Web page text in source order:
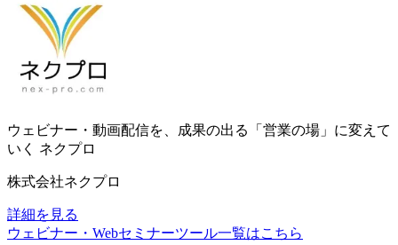
ウェビナー・動画配信を、成果の出る「営業の場」に変えて
いく
ネクプロ
株式会社ネクプロ
詳細を見る
ウェビナー・Webセミナーツール一覧はこちら